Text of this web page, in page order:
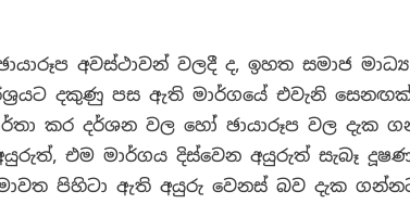
අවස්ථාවන් වලදී ද, ඉහත සමාජ
දකුණු පස ඇති මාර්ගයේ එවැනි සෙනඟක්
කර දර්ශන වල හෝ ඡායාරූප වල දැක
එම මාර්ගය දිස්වෙන අයුරුත් සැබෑ
පිහිටා ඇති අයුරු වෙනස් බව දැක